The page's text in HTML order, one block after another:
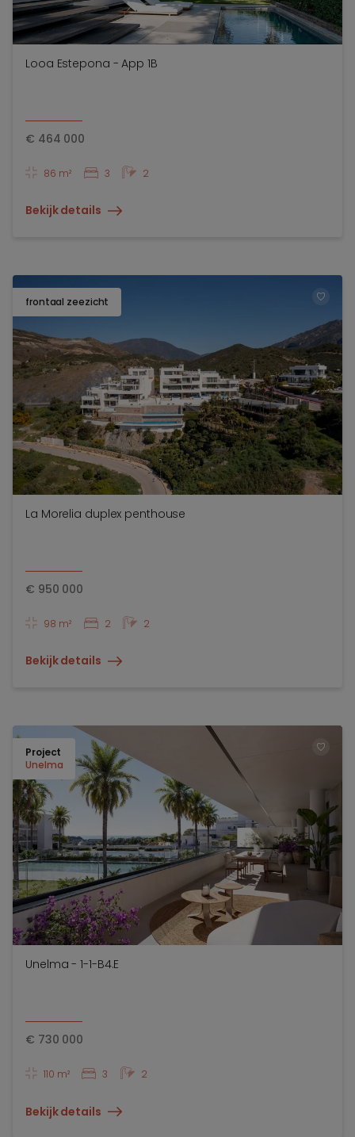
Looa Estepona - App 1B
€ 464 000
86 m² 3 2
Bekijk details
frontaal zeezicht
La Morelia duplex penthouse
€ 950 000
98 m² 2 2
Bekijk details
Project
Unelma
Unelma - 1-1-B4.E
€ 730 000
110 m² 3 2
Bekijk details